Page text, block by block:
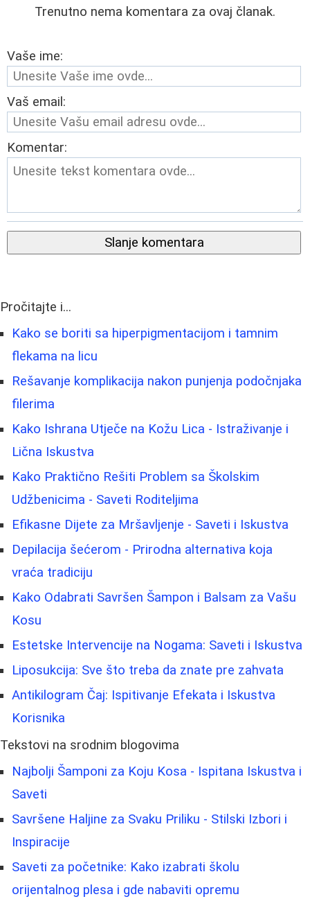
Trenutno nema komentara za ovaj članak.
Vaše ime:
Vaš email:
Komentar:
Slanje komentara
Pročitajte i...
Kako se boriti sa hiperpigmentacijom i tamnim
flekama na licu
Rešavanje komplikacija nakon punjenja podočnjaka
filerima
Kako Ishrana Utječe na Kožu Lica - Istraživanje i
Lična Iskustva
Kako Praktično Rešiti Problem sa Školskim
Udžbenicima - Saveti Roditeljima
Efikasne Dijete za Mršavljenje - Saveti i Iskustva
Depilacija šećerom - Prirodna alternativa koja
vraća tradiciju
Kako Odabrati Savršen Šampon i Balsam za Vašu
Kosu
Estetske Intervencije na Nogama: Saveti i Iskustva
Liposukcija: Sve što treba da znate pre zahvata
Antikilogram Čaj: Ispitivanje Efekata i Iskustva
Korisnika
Tekstovi na srodnim blogovima
Najbolji Šamponi za Koju Kosa - Ispitana Iskustva i
Saveti
Savršene Haljine za Svaku Priliku - Stilski Izbori i
Inspiracije
Saveti za početnike: Kako izabrati školu
orijentalnog plesa i gde nabaviti opremu